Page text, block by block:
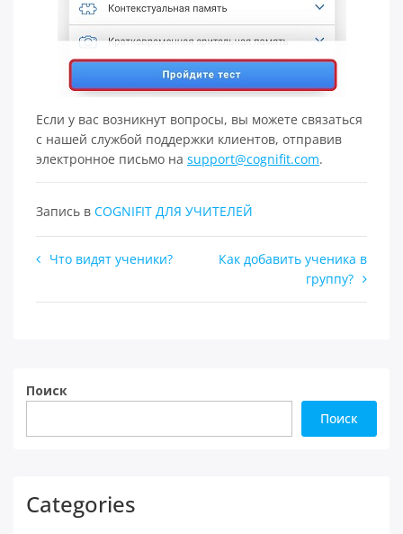
Если у вас возникнут вопросы, вы можете связаться
с нашей службой поддержки клиентов, отправив
электронное письмо на support@cognifit.com.
Запись в COGNIFIT ДЛЯ УЧИТЕЛЕЙ
Навигация
Что видят ученики?
Как добавить ученика в
группу?
Поиск
Поиск
Categories